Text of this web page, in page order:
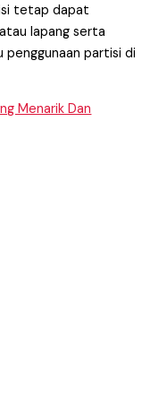
tetap dapat
lapang serta
penggunaan partisi di
Menarik Dan